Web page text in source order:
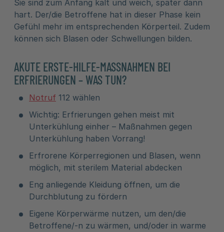
Sie sind zum Anfang kalt und weich, später dann
hart. Der/die Betroffene hat in dieser Phase kein
Gefühl mehr im entsprechenden Körperteil. Zudem
können sich Blasen oder Schwellungen bilden.
AKUTE ERSTE-HILFE-MASSNAHMEN BEI E
RFRIERUNGEN – WAS TUN?
Notruf 112 wählen
Wichtig: Erfrierungen gehen meist mit
Unterkühlung einher – Maßnahmen gegen
Unterkühlung haben Vorrang!
Erfrorene Körperregionen und Blasen, wenn
möglich, mit sterilem Material abdecken
Eng anliegende Kleidung öffnen, um die
Durchblutung zu fördern
Eigene Körperwärme nutzen, um den/die
Betroffene/-n zu wärmen, und/oder in warme